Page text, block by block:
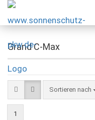
Grand C-Max
Sortieren nach
Sortieren nach
1